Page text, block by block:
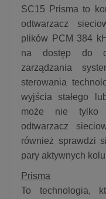
SC15 Prisma to
odtwarzacz
plików PCM 384
na dostęp do
zarządzania
sterowania
wyjścia stałego
może nie tylko
odtwarzacz
również sprawdzi
pary aktywnych
Prisma
To technologia,